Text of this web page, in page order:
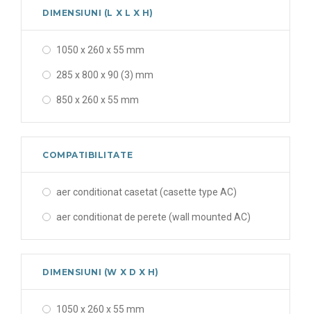
metalică (metalic) & neagră (black)
metalică și neagră (metalic & black)
neagră (black)
negru (black)
semitransparent verziu (semi-transparent green)
DIMENSIUNI (L X L X H)
1050 x 260 x 55 mm
285 x 800 x 90 (3) mm
850 x 260 x 55 mm
COMPATIBILITATE
aer conditionat casetat (casette type AC)
aer conditionat de perete (wall mounted AC)
DIMENSIUNI (W X D X H)
1050 x 260 x 55 mm